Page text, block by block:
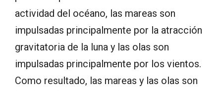
actividad del océano, las mareas son
impulsadas principalmente por la atracción
gravitatoria de la luna y las olas son
impulsadas principalmente por los vientos.
Como resultado, las mareas y las olas son